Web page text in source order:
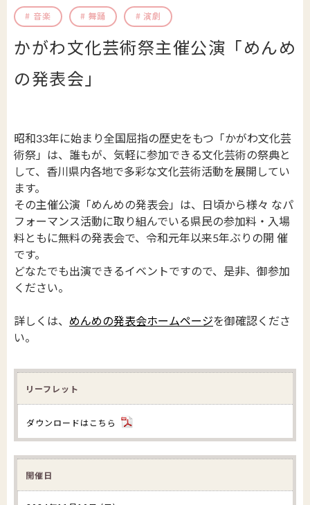
郵送でのイベント登録
文化芸術団体登録の流れ
香川漆芸作家＆知事表彰受賞者・団体
公演・行事一覧
ポスター原画募集
助成制度
沿革・定款
予算決算
事業概要
役員紹介
役員報酬
よくあるご質問
プライバシーポリシー
SNS運用ポリシー
はじめての方
このサイトについて
かがわ文化芸術祭
beyond2020
さぬき映画祭
お問い合わせ
音楽 舞踊 演劇
かがわ文化芸術祭主催公演「めんめ
の発表会」
昭和33年に始まり全国屈指の歴史をもつ「かがわ文化芸
術祭」は、誰もが、気軽に参加できる文化芸術の祭典と
して、香川県内各地で多彩な文化芸術活動を展開してい
ます。
その主催公演「めんめの発表会」は、日頃から様々 なパ
フォーマンス活動に取り組んでいる県民の参加料・入場
料ともに無料の発表会で、令和元年以来5年ぶりの開 催
です。
どなたでも出演できるイベントですので、是非、御参加
ください。
詳しくは、 めんめの発表会ホームページを御確認くださ
い。
リーフレット
ダウンロードはこちら
開催日